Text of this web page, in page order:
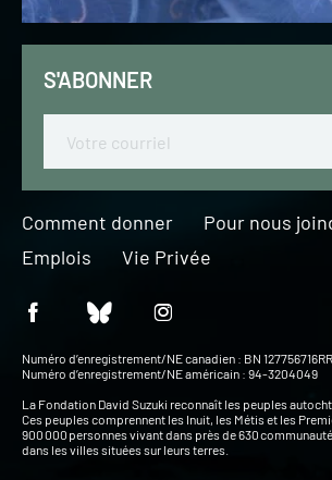
S'ABONNER
Comment donner Pour nous
Emplois
Vie Privée
Numéro d’enregistrement/NE canadien : BN
Numéro d’enregistrement/NE américain : 94-3204049
La Fondation David Suzuki reconnaît les peuples
Ces peuples comprennent les Inuit, les Métis et les
900 000 personnes vivant dans près de 630
dans les villes situées sur leurs terres.